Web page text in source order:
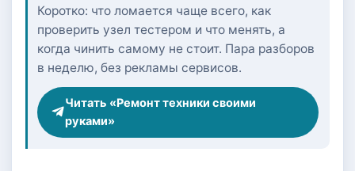
Коротко: что ломается чаще всего, как
проверить узел тестером и что менять, а
когда чинить самому не стоит. Пара разборов
в неделю, без рекламы сервисов.
Читать «Ремонт техники своими
руками»